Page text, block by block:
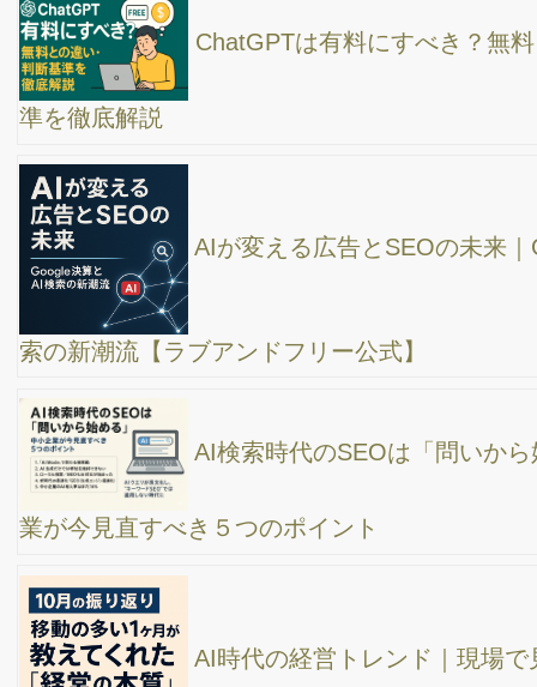
アップに繋げる方法 】
全自動で1分のショート動画を作成！フィモーラ
のアップデート【ハイライト】機能が超凄いぞ！プレミアやファ
SEO対策完全ガイド – Webサイトの検索順位を引
き上げる SEO対策のやり方
ブランド検索を増やす為にやるべき事
SEOで上位表示を成功させる為の100項目の内部
SEO要因チェックポイントをご紹介。
て実際どうなのよ？/時代はドンドン有料化？意味あるものとない
もの。